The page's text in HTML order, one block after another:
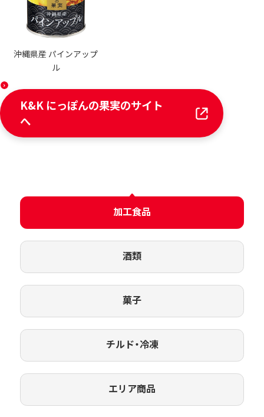
沖縄県産 パインアップ
ル
K&K にっぽんの果実のサイト
へ
加工食品
酒類
菓子
チルド・冷凍
エリア商品